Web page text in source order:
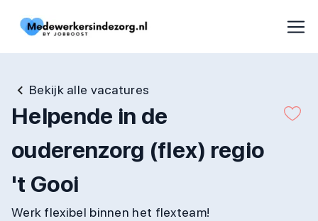
Bekijk alle vacatures
Helpende in de
ouderenzorg (flex) regio
't Gooi
Werk flexibel binnen het flexteam!